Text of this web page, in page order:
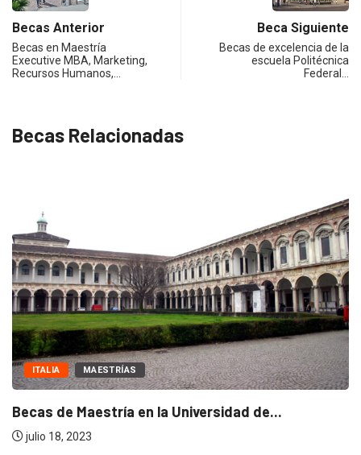
Becas Anterior
Becas en Maestría
Executive MBA, Marketing,
Recursos Humanos,…
Beca Siguiente
Becas de excelencia de la
escuela Politécnica
Federal…
Becas Relacionadas
Becas de excelencia de la escuela Politécnica...